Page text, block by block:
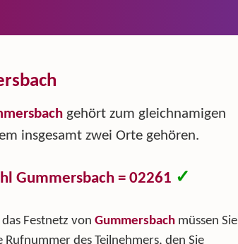
gehört zum gleichnamigen
insgesamt zwei Orte gehören.
Gummersbach = 02261 ✓
Festnetz von Gummersbach müssen Sie
Rufnummer des Teilnehmers, den Sie